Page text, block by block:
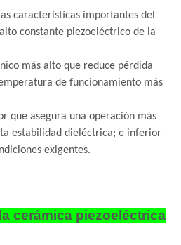
características importantes del
constante piezoeléctrico de la
más alto que reduce pérdida
de funcionamiento más
que asegura una operación más
estabilidad dieléctrica; e inferior
exigentes.
cerámica piezoeléctrica